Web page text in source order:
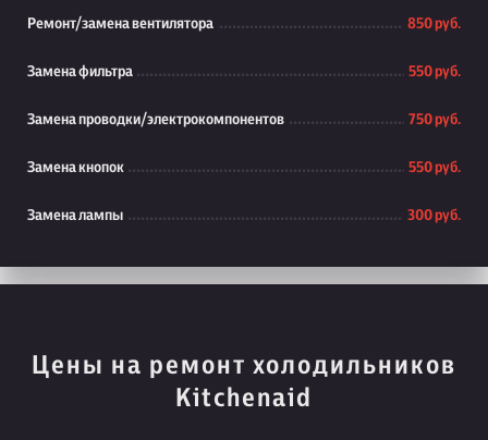
Ремонт/замена вентилятора 850 руб.
Замена фильтра 550 руб.
Замена проводки/электрокомпонентов 750 руб.
Замена кнопок 550 руб.
Замена лампы 300 руб.
Цены на ремонт холодильников
Kitchenaid